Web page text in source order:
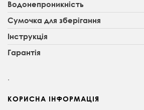
Водонепроникність
Сумочка для зберігання
Інструкція
Гарантія
.
КОРИСНА ІНФОРМАЦІЯ